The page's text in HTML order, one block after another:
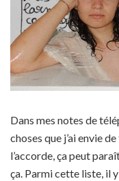
Dans mes notes de
choses que j’ai envie
l’accorde, ça peut
ça. Parmi cette liste, il